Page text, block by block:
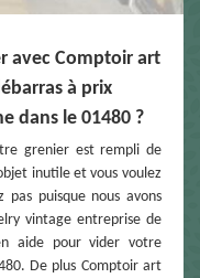
avec Comptoir art
à prix
dans le 01480 ?
grenier est rempli de
inutile et vous voulez
puisque nous avons
vintage entreprise de
aide pour vider votre
De plus Comptoir art